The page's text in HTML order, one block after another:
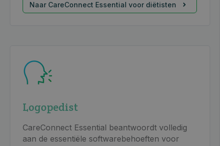
Naar CareConnect Essential voor diëtisten
Logopedist
CareConnect Essential beantwoordt volledig
aan de essentiële softwarebehoeften voor